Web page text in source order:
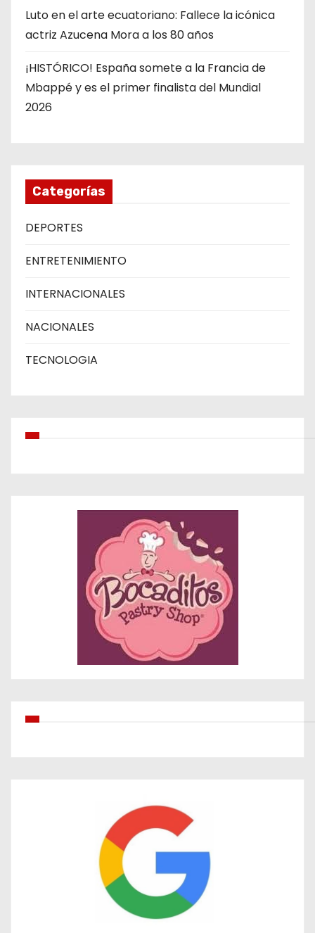
Luto en el arte ecuatoriano: Fallece la icónica
actriz Azucena Mora a los 80 años
¡HISTÓRICO! España somete a la Francia de
Mbappé y es el primer finalista del Mundial
2026
Categorías
DEPORTES
ENTRETENIMIENTO
INTERNACIONALES
NACIONALES
TECNOLOGIA